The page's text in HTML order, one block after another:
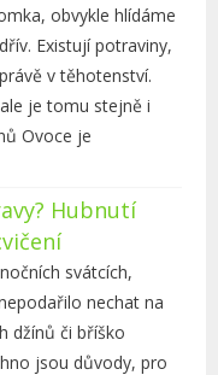
obvykle hlídáme
Existují potraviny,
v těhotenství.
je tomu stejně i
Ovoce je
Hubnutí
svátcích,
nechat na
džínů či bříško
jsou důvody, pro